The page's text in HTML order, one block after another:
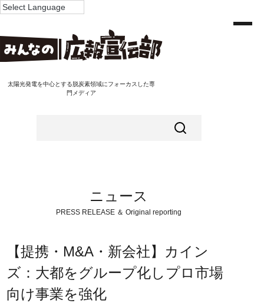
太陽光発電を中心とする脱炭素領域にフォーカスした専
門メディア
ニュース
PRESS RELEASE ＆ Original reporting
【提携・M&A・新会社】カイン
ズ：大都をグループ化しプロ市場
向け事業を強化